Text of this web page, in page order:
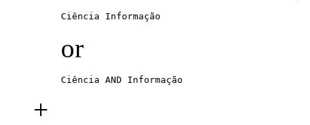
Ciência Informação
or
Ciência AND Informação
+